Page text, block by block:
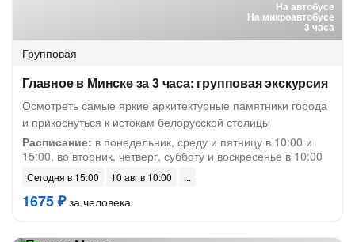
На автобусе
На микроавтобусе
3 часа
Групповая
Главное в Минске за 3 часа: групповая экскурсия
Осмотреть самые яркие архитектурные памятники города
и прикоснуться к истокам белорусской столицы
Расписание: в понедельник, среду и пятницу в 10:00 и
15:00, во вторник, четверг, субботу и воскресенье в 10:00
Сегодня в 15:00 10 авг в 10:00
1675 ₽за человека